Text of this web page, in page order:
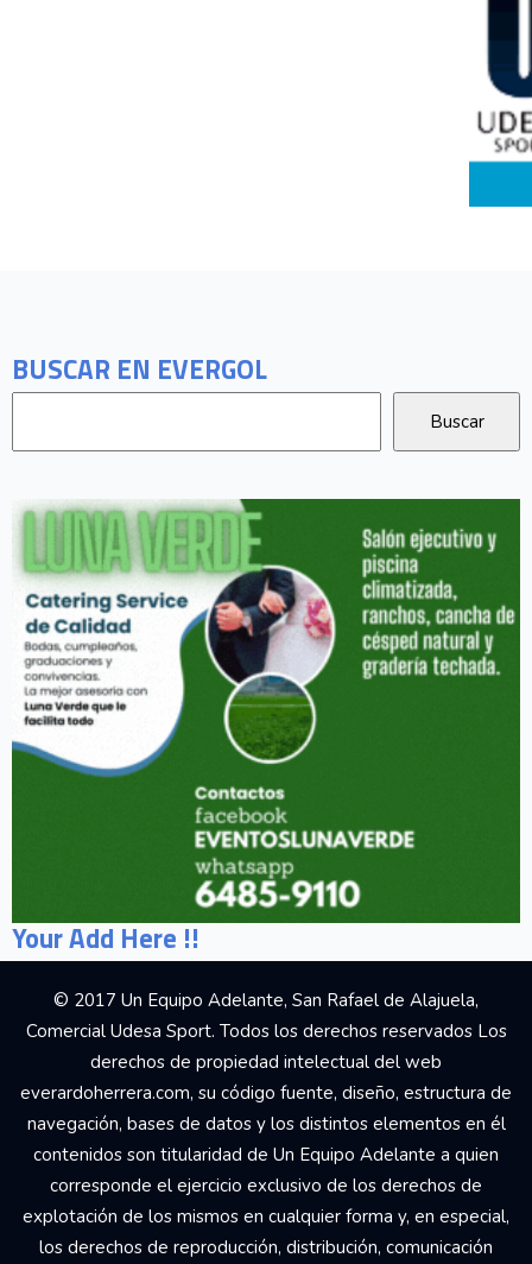
BUSCAR EN EVERGOL
Your Add Here !!
© 2017 Un Equipo Adelante, San Rafael de Alajuela,
Comercial Udesa Sport. Todos los derechos reservados Los
derechos de propiedad intelectual del web
everardoherrera.com, su código fuente, diseño, estructura de
navegación, bases de datos y los distintos elementos en él
contenidos son titularidad de Un Equipo Adelante a quien
corresponde el ejercicio exclusivo de los derechos de
explotación de los mismos en cualquier forma y, en especial,
los derechos de reproducción, distribución, comunicación